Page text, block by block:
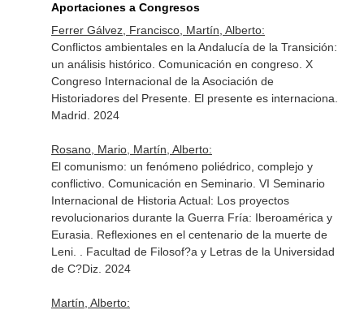
Aportaciones a Congresos
Ferrer Gálvez, Francisco, Martín, Alberto:
Conflictos ambientales en la Andalucía de la Transición:
un análisis histórico. Comunicación en congreso. X
Congreso Internacional de la Asociación de
Historiadores del Presente. El presente es internaciona.
Madrid. 2024
Rosano, Mario, Martín, Alberto:
El comunismo: un fenómeno poliédrico, complejo y
conflictivo. Comunicación en Seminario. VI Seminario
Internacional de Historia Actual: Los proyectos
revolucionarios durante la Guerra Fría: Iberoamérica y
Eurasia. Reflexiones en el centenario de la muerte de
Leni. . Facultad de Filosof?a y Letras de la Universidad
de C?Diz. 2024
Martín, Alberto: